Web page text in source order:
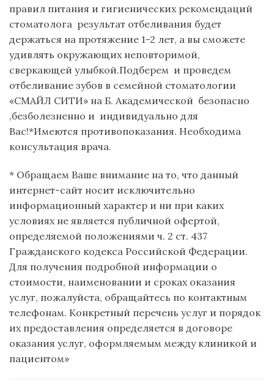
правил питания и гигиенических рекомендаций
стоматолога результат отбеливания будет
держаться на протяжение 1-2 лет, а вы сможете
удивлять окружающих неповторимой,
сверкающей улыбкой.Подберем и проведем
отбеливание зубов в семейной стоматологии
«СМАЙЛ СИТИ» на Б. Академической безопасно
,безболезненно и индивидуально для
Вас!*Имеются противопоказания. Необходима
консультация врача.
* Обращаем Ваше внимание на то, что данный
интернет-сайт носит исключительно
информационный характер и ни при каких
условиях не является публичной офертой,
определяемой положениями ч. 2 ст. 437
Гражданского кодекса Российской Федерации.
Для получения подробной информации о
стоимости, наименовании и сроках оказания
услуг, пожалуйста, обращайтесь по контактным
телефонам. Конкретный перечень услуг и порядок
их предоставления определяется в договоре
оказания услуг, оформляемым между клиникой и
пациентом»